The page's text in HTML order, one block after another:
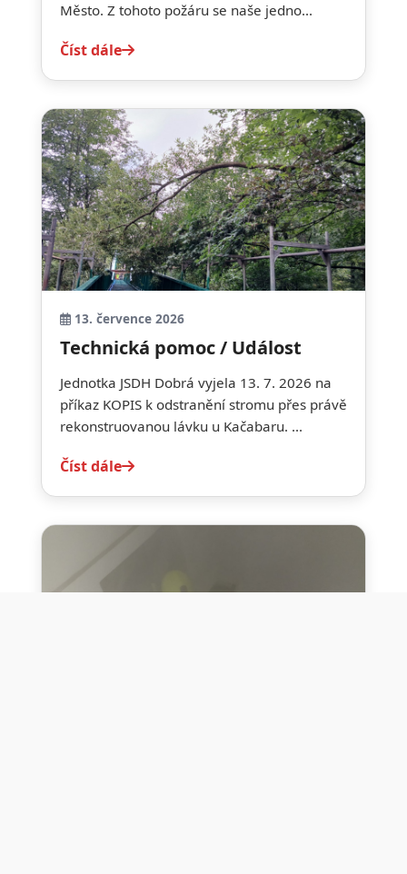
Město. Z tohoto požáru se naše jedno...
Číst dále
13. července 2026
Technická pomoc / Událost
Jednotka JSDH Dobrá vyjela 13. 7. 2026 na
příkaz KOPIS k odstranění stromu přes právě
rekonstruovanou lávku u Kačabaru. ...
Číst dále